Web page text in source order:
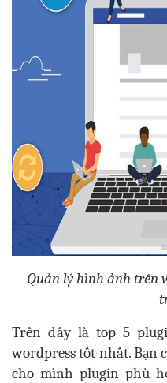
Quản lý hình ảnh trên
Trên đây là top 5
wordpress tốt nhất. Bạn
cho mình plugin phù